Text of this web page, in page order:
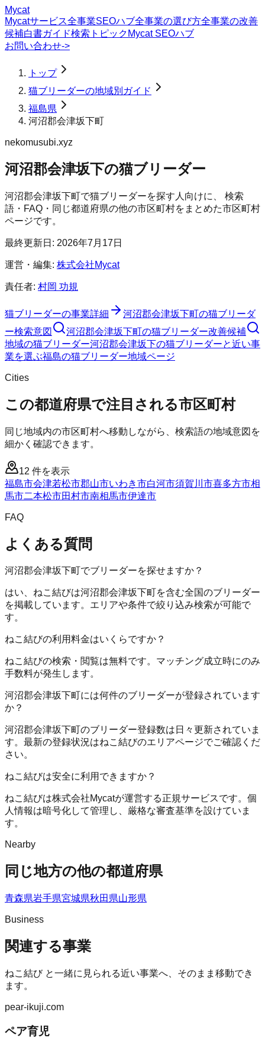
Mycat
Mycatサービス全事業SEOハブ全事業の選び方全事業の改善
候補白書ガイド検索トピック Mycat SEOハブ
お問い合わせ->
トップ
猫ブリーダーの地域別ガイド
福島県
河沼郡会津坂下町
nekomusubi.xyz
河沼郡会津坂下の猫ブリーダー
河沼郡会津坂下町で猫ブリーダーを探す人向けに、 検索
語・FAQ・同じ都道府県の他の市区町村をまとめた市区町村
ページです。
最終更新日: 2026年7月17日
運営・編集: 株式会社Mycat
責任者: 村岡 功規
猫ブリーダーの事業詳細 河沼郡会津坂下町の猫ブリーダ
ー検索意図 河沼郡会津坂下町の猫ブリーダー改善候補
地域の猫ブリーダー河沼郡会津坂下の猫ブリーダーと近い事
業を選ぶ福島の猫ブリーダー地域ページ
Cities
この都道府県で注目される市区町村
同じ地域内の市区町村へ移動しながら、検索語の地域意図を
細かく確認できます。
12 件を表示
福島市会津若松市郡山市いわき市白河市須賀川市喜多方市相
馬市二本松市田村市南相馬市伊達市
FAQ
よくある質問
河沼郡会津坂下町でブリーダーを探せますか？
はい、ねこ結びは河沼郡会津坂下町を含む全国のブリーダー
を掲載しています。エリアや条件で絞り込み検索が可能で
す。
ねこ結びの利用料金はいくらですか？
ねこ結びの検索・閲覧は無料です。マッチング成立時にのみ
手数料が発生します。
河沼郡会津坂下町には何件のブリーダーが登録されています
か？
河沼郡会津坂下町のブリーダー登録数は日々更新されていま
す。最新の登録状況はねこ結びのエリアページでご確認くだ
さい。
ねこ結びは安全に利用できますか？
ねこ結びは株式会社Mycatが運営する正規サービスです。個
人情報は暗号化して管理し、厳格な審査基準を設けていま
す。
Nearby
同じ地方の他の都道府県
青森県岩手県宮城県秋田県山形県
Business
関連する事業
ねこ結びと一緒に見られる近い事業へ、そのまま移動でき
ます。
pear-ikuji.com
ペア育児